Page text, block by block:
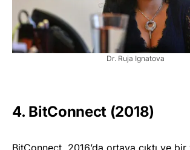
Dr. Ruja Ignatova
4. BitConnect (2018)